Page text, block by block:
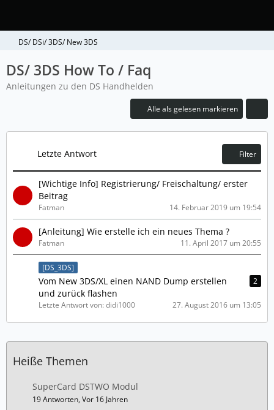
DS/ DSi/ 3DS/ New 3DS
DS/ 3DS How To / Faq
Anleitungen zu den DS Handhelden
Alle als gelesen markieren
Letzte Antwort Filter
[Wichtige Info] Registrierung/ Freischaltung/ erster
Beitrag
Fatman 14. Februar 2019 um 19:54
[Anleitung] Wie erstelle ich ein neues Thema ?
Fatman 11. April 2017 um 20:55
[DS_3DS]
Vom New 3DS/XL einen NAND Dump erstellen
und zurück flashen
2
Letzte Antwort von: didi1000 27. August 2016 um 13:05
Heiße Themen
SuperCard DSTWO Modul
19 Antworten, Vor 16 Jahren